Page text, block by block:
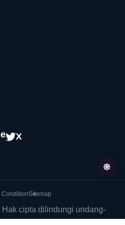
X
ConditionSitemap
Hak cipta dilindungi undang-